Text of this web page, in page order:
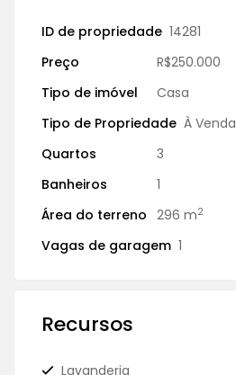
ID de propriedade 14281
Preço
R$250.000
Tipo de imóvel
Casa
Tipo de Propriedade À Venda
Quartos
3
Banheiros
1
Área do terreno 296 m2
Vagas de garagem 1
Recursos
Lavanderia